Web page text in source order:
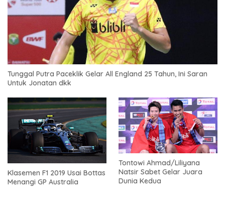
Tunggal Putra Paceklik Gelar All England 25 Tahun, Ini Saran
Untuk Jonatan dkk
Klasemen F1 2019 Usai Bottas
Menangi GP Australia
Tontowi Ahmad/Liliyana
Natsir Sabet Gelar Juara
Dunia Kedua